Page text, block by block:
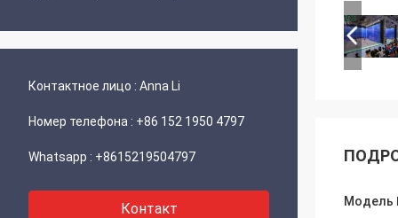
Контактное лицо : Anna Li
Номер телефона : +86 152 1950 4797
Whatsapp : +8615219504797
Контакт Модель